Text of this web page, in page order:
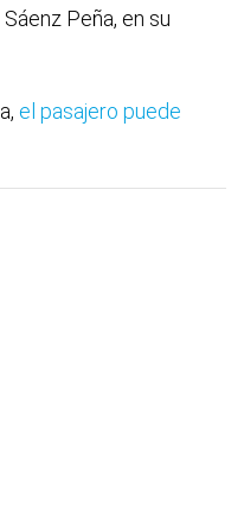
Peña, en su
el pasajero puede